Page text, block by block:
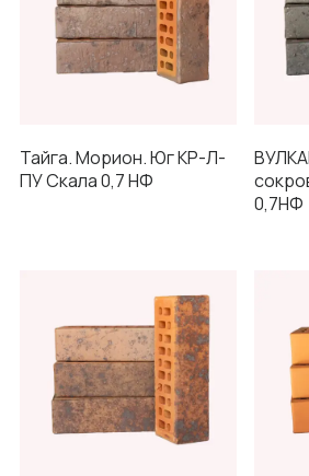
Тайга. Морион. Юг КР-Л-
ПУ Скала 0,7 НФ
0,7НФ